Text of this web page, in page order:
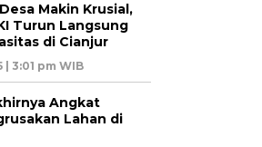
Makin Krusial,
Turun Langsung
di Cianjur
3:01 pm WIB
Angkat
Lahan di